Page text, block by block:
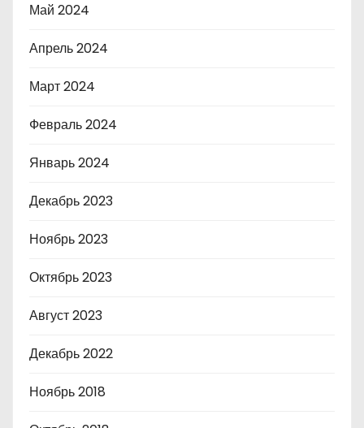
Май 2024
Апрель 2024
Март 2024
Февраль 2024
Январь 2024
Декабрь 2023
Ноябрь 2023
Октябрь 2023
Август 2023
Декабрь 2022
Ноябрь 2018